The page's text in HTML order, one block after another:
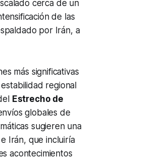
cerca de un
de las
por Irán, a
más significativas
regional
Estrecho de
globales de
sugieren una
Irán, que incluiría
acontecimientos